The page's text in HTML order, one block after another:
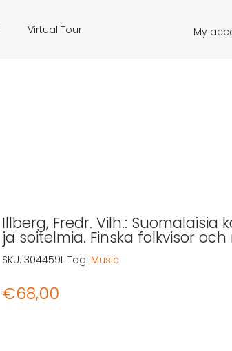
Virtual Tour My
Illberg, Fredr. Vilh.: Suomalaisia
ja soitelmia. Finska folkvisor
€68,00
SKU: 304459L Tag: Music